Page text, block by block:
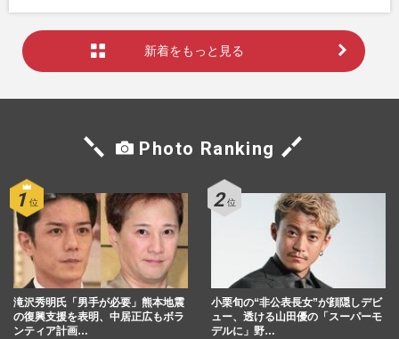
新着をもっと見る
Photo Ranking
滝沢秀明氏「男手が必要」熊本地震
の復興支援を表明、中居正広もボラ
ンティア計画…
小栗旬の“非公表長女”が顔隠しデビ
ュー、透ける山田優の「スーパーモ
デルに」野…